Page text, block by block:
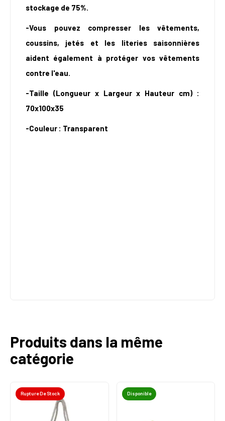
stockage de 75%.
-Vous pouvez compresser les vêtements,
coussins, jetés et les literies saisonnières
aident également à protéger vos vêtements
contre l'eau.
-Taille (Longueur x Largeur x Hauteur cm) :
70x100x35
-Couleur : Transparent
Produits dans la même
catégorie
Rupture De Stock Disponible